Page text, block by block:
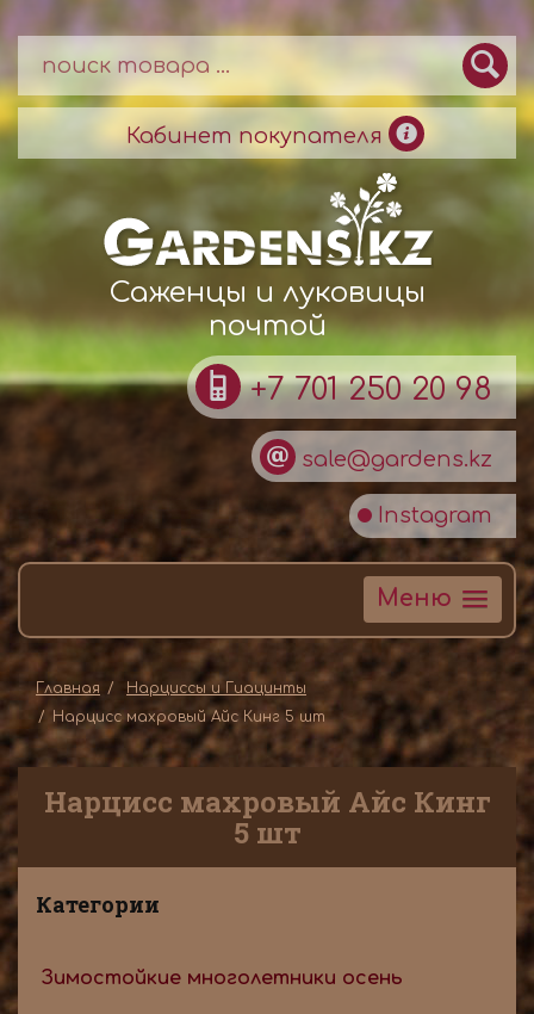
Кабинет покупателя
Саженцы и луковицы
почтой
+7 701 250 20 98
sale@gardens.kz
Instagram
Меню
Главная
Нарциссы и Гиацинты
Нарцисс махровый Айс Кинг 5 шт
Нарцисс махровый Айс Кинг
5 шт
Категории
Зимостойкие многолетники осень